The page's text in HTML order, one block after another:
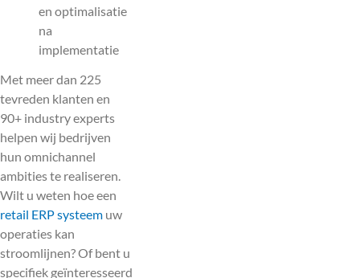
en optimalisatie
na
implementatie
Met meer dan 225
tevreden klanten en
90+ industry experts
helpen wij bedrijven
hun omnichannel
ambities te realiseren.
Wilt u weten hoe een
retail ERP systeem uw
operaties kan
stroomlijnen? Of bent u
specifiek geïnteresseerd